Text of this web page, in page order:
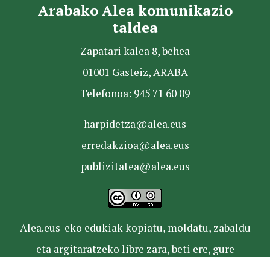
Arabako Alea komunikazio
taldea
Zapatari kalea 8, behea
01001 Gasteiz, ARABA
Telefonoa: 945 71 60 09
harpidetza@alea.eus
erredakzioa@alea.eus
publizitatea@alea.eus
Alea.eus-eko edukiak kopiatu, moldatu, zabaldu
eta argitaratzeko libre zara, beti ere, gure